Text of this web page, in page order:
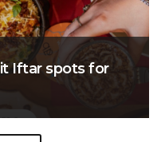
Iftar spots for